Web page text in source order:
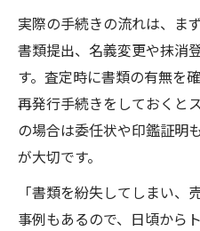
実際の手続きの流れは、ま
書類提出、名義変更や抹消
す。査定時に書類の有無を
再発行手続きをしておくと
の場合は委任状や印鑑証明
が大切です。
「書類を紛失してしまい、
事例もあるので、日頃から